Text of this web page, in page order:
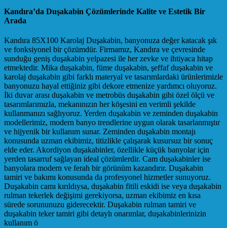
Kandıra’da Duşakabin Çözümlerinde Kalite ve Estetik Bir
Arada
Kandıra 85X100 Karolaj Duşakabin, banyonuza değer katacak şık
ve fonksiyonel bir çözümdür. Firmamız, Kandıra ve çevresinde
sunduğu geniş duşakabin yelpazesi ile her zevke ve ihtiyaca hitap
etmektedir. Mika duşakabin, füme duşakabin, şeffaf duşakabin ve
karolaj duşakabin gibi farklı materyal ve tasarımlardaki ürünlerimizle
banyonuzu hayal ettiğiniz gibi dekore etmenize yardımcı oluyoruz.
İki duvar arası duşakabin ve metrobüs duşakabin gibi özel ölçü ve
tasarımlarımızla, mekanınızın her köşesini en verimli şekilde
kullanmanızı sağlıyoruz. Yerden duşakabin ve zeminden duşakabin
modellerimiz, modern banyo trendlerine uygun olarak tasarlanmıştır
ve hijyenik bir kullanım sunar. Zeminden duşakabin montajı
konusunda uzman ekibimiz, titizlikle çalışarak kusursuz bir sonuç
elde eder. Akordiyon duşakabinler, özellikle küçük banyolar için
yerden tasarruf sağlayan ideal çözümlerdir. Cam duşakabinler ise
banyolara modern ve ferah bir görünüm kazandırır. Duşakabin
tamiri ve bakımı konusunda da profesyonel hizmetler sunuyoruz.
Duşakabin camı kırıldıysa, duşakabin fitili eskidi ise veya duşakabin
rulman tekerlek değişimi gerekiyorsa, uzman ekibimiz en kısa
sürede sorununuzu giderecektir. Duşakabin rulman tamiri ve
duşakabin teker tamiri gibi detaylı onarımlar, duşakabinlerinizin
kullanım ö